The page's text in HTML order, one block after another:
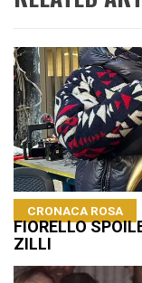
CRONACA ROSA
FIORELLO
ZILLI